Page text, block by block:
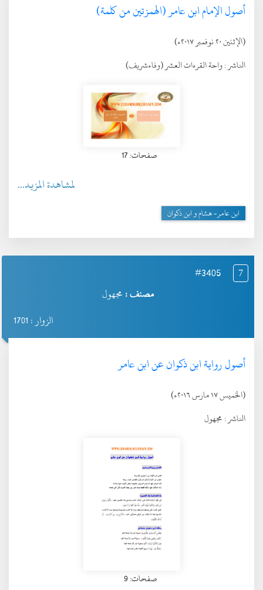
أصول الإمام ابن عامر (الهمزتين من كلمة)
(الإثنين ٢٠ نوفمبر ٢٠١٧ء)
الناشر :واحة القرءات العشر (وفاءشريف)
صفحات: 17
لمشاهدة المزيد...
ابن عامر- هشام و ابن ذكوان
7
#3405
مصنف : مجهول
الزوار : 1701
أصول رواية ابن ذكوان عن ابن عامر
(الخميس ١٧ مارس ٢٠١٦ء)
الناشر :مجهول
صفحات: 9